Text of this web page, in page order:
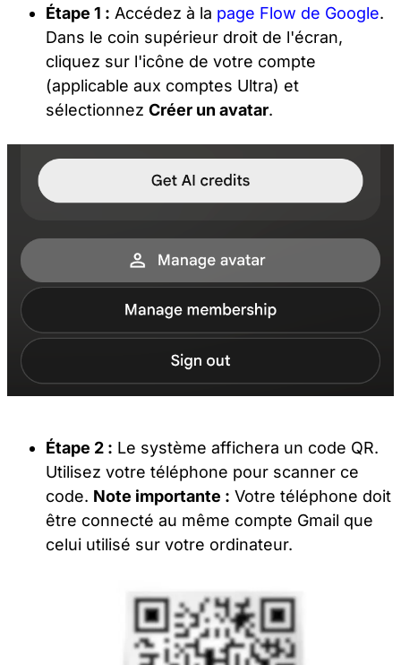
Étape 1 : Accédez à la page Flow de Google.
Dans le coin supérieur droit de l'écran,
cliquez sur l'icône de votre compte
(applicable aux comptes Ultra) et
sélectionnezCréer un avatar.
Étape 2 : Le système affichera un code QR.
Utilisez votre téléphone pour scanner ce
code. Note importante : Votre téléphone doit
être connecté au même compte Gmail que
celui utilisé sur votre ordinateur.